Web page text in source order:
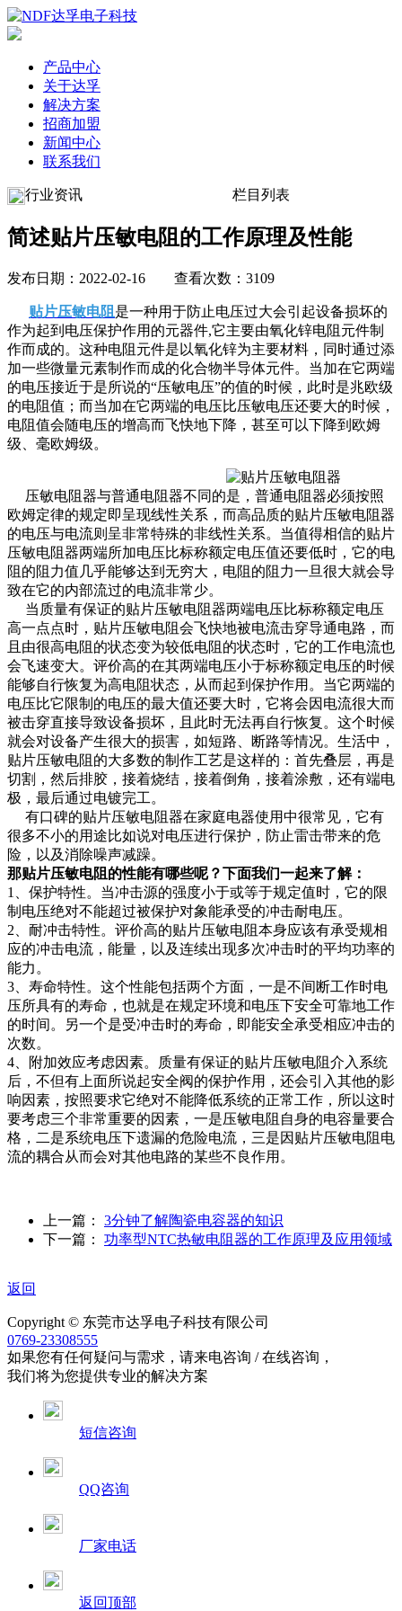
产品中心
关于达孚
解决方案
招商加盟
新闻中心
联系我们
行业资讯 栏目列表
简述贴片压敏电阻的工作原理及性能
发布日期：2022-02-16 查看次数：3109
贴片压敏电阻 是一种用于防止电压过大会引起设备损坏的
作为起到电压保护作用的元器件,它主要由氧化锌电阻元件制
作而成的。这种电阻元件是以氧化锌为主要材料，同时通过添
加一些微量元素制作而成的化合物半导体元件。当加在它两端
的电压接近于是所说的“压敏电压”的值的时候，此时是兆欧级
的电阻值；而当加在它两端的电压比压敏电压还要大的时候，
电阻值会随电压的增高而飞快地下降，甚至可以下降到欧姆
级、毫欧姆级。
压敏电阻器与普通电阻器不同的是，普通电阻器必须按照
欧姆定律的规定即呈现线性关系，而高品质的贴片压敏电阻器
的电压与电流则呈非常特殊的非线性关系。当值得相信的贴片
压敏电阻器两端所加电压比标称额定电压值还要低时，它的电
阻的阻力值几乎能够达到无穷大，电阻的阻力一旦很大就会导
致在它的内部流过的电流非常少。
当质量有保证的贴片压敏电阻器两端电压比标称额定电压
高一点点时，贴片压敏电阻会飞快地被电流击穿导通电路，而
且由很高电阻的状态变为较低电阻的状态时，它的工作电流也
会飞速变大。评价高的在其两端电压小于标称额定电压的时候
能够自行恢复为高电阻状态，从而起到保护作用。当它两端的
电压比它限制的电压的最大值还要大时，它将会因电流很大而
被击穿直接导致设备损坏，且此时无法再自行恢复。这个时候
就会对设备产生很大的损害，如短路、断路等情况。生活中，
贴片压敏电阻的大多数的制作工艺是这样的：首先叠层，再是
切割，然后排胶，接着烧结，接着倒角，接着涂敷，还有端电
极，最后通过电镀完工。
有口碑的贴片压敏电阻器在家庭电器使用中很常见，它有
很多不小的用途比如说对电压进行保护，防止雷击带来的危
险，以及消除噪声减躁。
那贴片压敏电阻的性能有哪些呢？下面我们一起来了解：
1、保护特性。当冲击源的强度小于或等于规定值时，它的限
制电压绝对不能超过被保护对象能承受的冲击耐电压。
2、耐冲击特性。评价高的贴片压敏电阻本身应该有承受规相
应的冲击电流，能量，以及连续出现多次冲击时的平均功率的
能力。
3、寿命特性。这个性能包括两个方面，一是不间断工作时电
压所具有的寿命，也就是在规定环境和电压下安全可靠地工作
的时间。另一个是受冲击时的寿命，即能安全承受相应冲击的
次数。
4、附加效应考虑因素。质量有保证的贴片压敏电阻介入系统
后，不但有上面所说起安全阀的保护作用，还会引入其他的影
响因素，按照要求它绝对不能降低系统的正常工作，所以这时
要考虑三个非常重要的因素，一是压敏电阻自身的电容量要合
格，二是系统电压下遗漏的危险电流，三是因贴片压敏电阻电
流的耦合从而会对其他电路的某些不良作用。
上一篇： 3分钟了解陶瓷电容器的知识
下一篇： 功率型NTC热敏电阻器的工作原理及应用领域
返回
Copyright © 东莞市达孚电子科技有限公司
0769-23308555
如果您有任何疑问与需求，请来电咨询 / 在线咨询，
我们将为您提供专业的解决方案
短信咨询
QQ咨询
厂家电话
返回顶部